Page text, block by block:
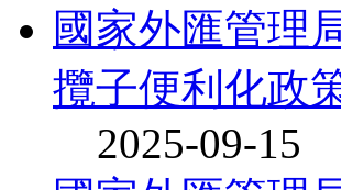
國家外匯管理
攬子便利化政
2025-09-15